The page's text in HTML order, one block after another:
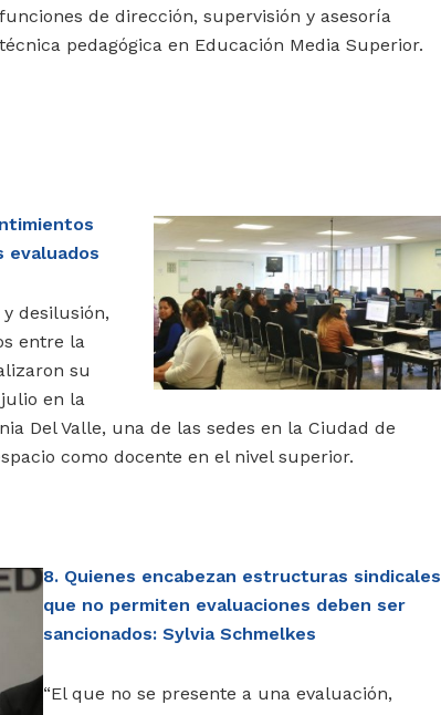
funciones de dirección, supervisión y asesoría
técnica pedagógica en Educación Media Superior.
desilusión,
entre la
su
en la
Del Valle, una de las sedes en la Ciudad de
como docente en el nivel superior.
8. Quienes encabezan estructuras sindicales
que no permiten evaluaciones deben ser
sancionados: Sylvia Schmelkes
“El que no se presente a una evaluación,